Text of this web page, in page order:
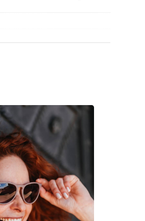
Certains modèles
de marques